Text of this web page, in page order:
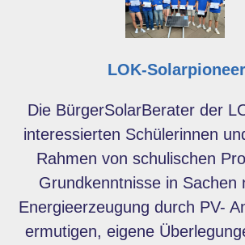
LOK-
Die BürgerSolarBerater der
interessierten Schülerinnen
Rahmen von schulischen
Grundkenntnisse in Sachen
Energieerzeugung durch PV-
ermutigen, eigene